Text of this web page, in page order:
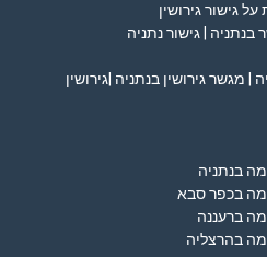
גישור גירושין
בנתניה | גישור נתניה
| מגשר גירושין בנתניה |גירושין
בנתניה
בכפר סבא
ברעננה
בהרצליה